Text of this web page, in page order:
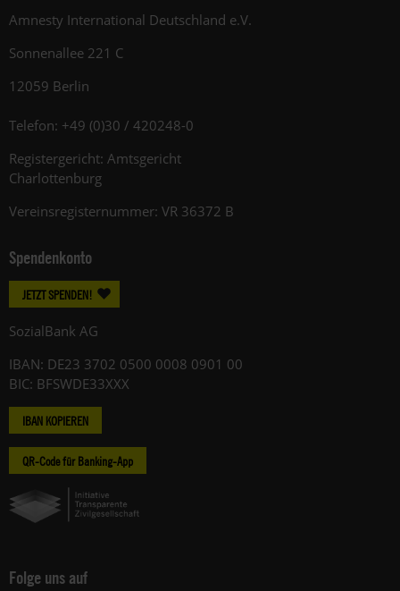
Amnesty International Deutschland e.V.
Sonnenallee 221 C
12059 Berlin
Telefon: +49 (0)30 / 420248-0
Registergericht: Amtsgericht
Charlottenburg
Vereinsregisternummer: VR 36372 B
Spendenkonto
JETZT SPENDEN!
SozialBank AG
IBAN: DE23 3702 0500 0008 0901 00
BIC: BFSWDE33XXX
IBAN KOPIEREN
QR-Code für Banking-App
Folge uns auf